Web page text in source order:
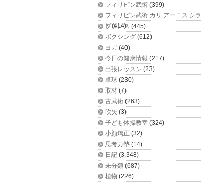
フィリピン武術 (399)
フィリピン武術 カリ アーニス シラ
ット(414)
プロレス (445)
ボクシング (612)
ヨガ (40)
今日の健康情報 (217)
出張レッスン (23)
卓球 (230)
取材 (7)
古武術 (263)
吹矢 (3)
子ども体操教室 (324)
小顔矯正 (32)
思考力塾 (14)
日記 (3,348)
未分類 (687)
植物 (226)